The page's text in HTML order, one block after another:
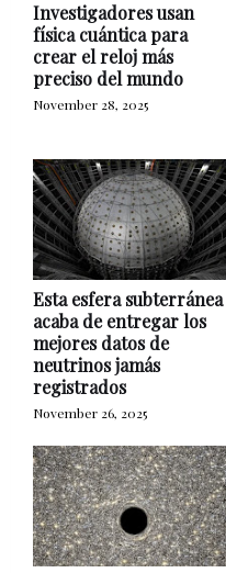
Investigadores usan
física cuántica para
crear el reloj más
preciso del mundo
November 28, 2025
Esta esfera subterránea
acaba de entregar los
mejores datos de
neutrinos jamás
registrados
November 26, 2025